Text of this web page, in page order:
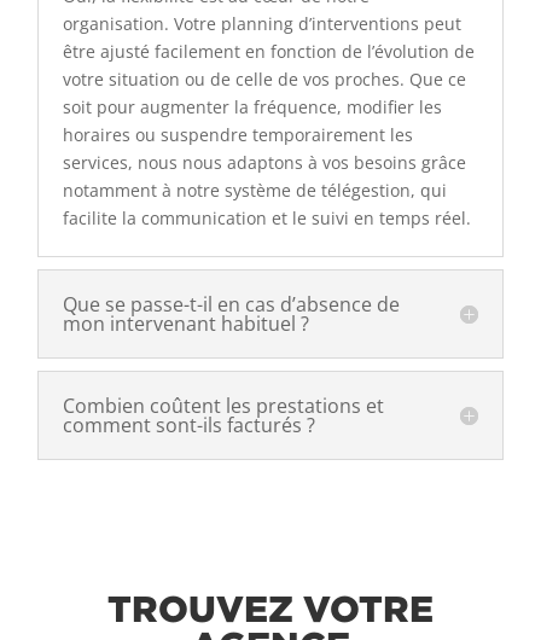
organisation. Votre planning d’interventions peut
être ajusté facilement en fonction de l’évolution de
votre situation ou de celle de vos proches. Que ce
soit pour augmenter la fréquence, modifier les
horaires ou suspendre temporairement les
services, nous nous adaptons à vos besoins grâce
notamment à notre système de télégestion, qui
facilite la communication et le suivi en temps réel.
Que se passe-t-il en cas d’absence de
mon intervenant habituel ?
Combien coûtent les prestations et
comment sont-ils facturés ?
TROUVEZ VOTRE